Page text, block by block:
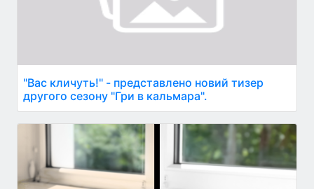
"Вас кличуть!" - представлено новий тизер
другого сезону "Гри в кальмара".